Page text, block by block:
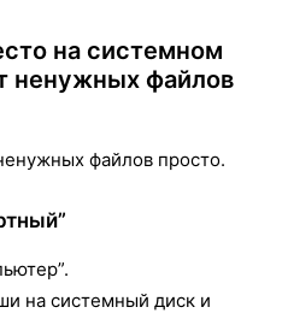
на системном
ненужных файлов
файлов просто.
на системный диск и